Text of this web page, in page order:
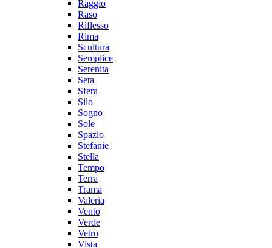
Raggio
Raso
Riflesso
Rima
Scultura
Semplice
Serenita
Seta
Sfera
Silo
Sogno
Sole
Spazio
Stefanie
Stella
Tempo
Terra
Trama
Valeria
Vento
Verde
Vetro
Vista